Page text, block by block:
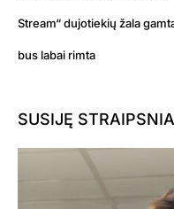
Stream“ dujotiekių žala
bus labai rimta
SUSIJĘ